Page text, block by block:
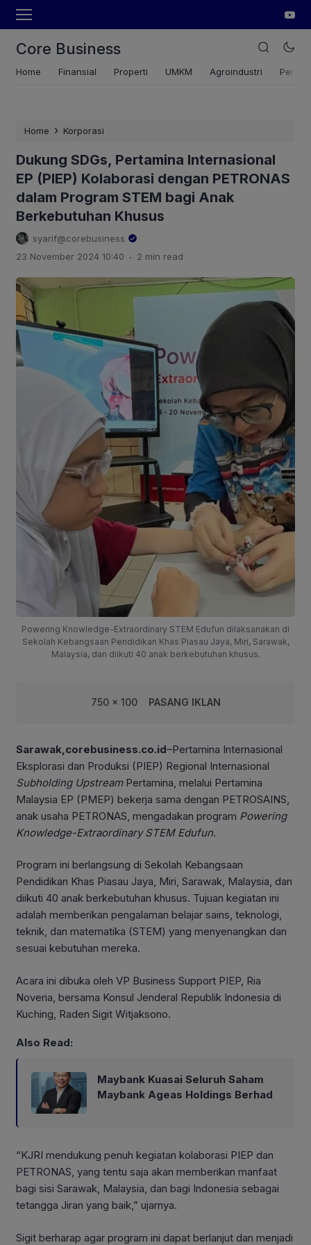
Core Business
Home Finansial Properti UMKM Agroindustri
Home › Korporasi
Dukung SDGs, Pertamina Internasional
EP (PIEP) Kolaborasi dengan PETRONAS
dalam Program STEM bagi Anak
Berkebutuhan Khusus
syarif@corebusiness
23 November 2024 10:40 . 2 min read
Powering Knowledge-Extraordinary STEM Edufun dilaksanakan di
Sekolah Kebangsaan Pendidikan Khas Piasau Jaya, Miri, Sarawak,
Malaysia, dan diikuti 40 anak berkebutuhan khusus.
750 x 100 PASANG IKLAN
Sarawak,corebusiness.co.id–Pertamina Internasional
Eksplorasi dan Produksi (PIEP) Regional Internasional
Subholding UpstreamPertamina, melalui Pertamina
Malaysia EP (PMEP) bekerja sama dengan PETROSAINS,
anak usaha PETRONAS, mengadakan program Powering
Knowledge-Extraordinary STEM Edufun.
Program ini berlangsung di Sekolah Kebangsaan
Pendidikan Khas Piasau Jaya, Miri, Sarawak, Malaysia, dan
diikuti 40 anak berkebutuhan khusus. Tujuan kegiatan ini
adalah memberikan pengalaman belajar sains, teknologi,
teknik, dan matematika (STEM) yang menyenangkan dan
sesuai kebutuhan mereka.
Acara ini dibuka oleh VP Business Support PIEP, Ria
Noveria, bersama Konsul Jenderal Republik Indonesia di
Kuching, Raden Sigit Witjaksono.
Also Read:
Maybank Kuasai Seluruh Saham
Maybank Ageas Holdings Berhad
“KJRI mendukung penuh kegiatan kolaborasi PIEP dan
PETRONAS, yang tentu saja akan memberikan manfaat
bagi sisi Sarawak, Malaysia, dan bagi Indonesia sebagai
tetangga Jiran yang baik,” ujarnya.
Sigit berharap agar program ini dapat berlanjut dan menjadi